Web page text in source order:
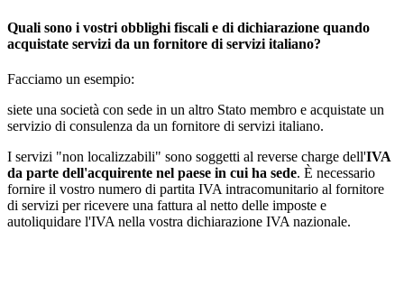
Quali sono i vostri obblighi fiscali e di dichiarazione quando
acquistate servizi da un fornitore di servizi italiano?
Facciamo un esempio:
siete una società con sede in un altro Stato membro e acquistate un
servizio di consulenza da un fornitore di servizi italiano.
I servizi "non localizzabili" sono soggetti al reverse charge dell'IVA
da parte dell'acquirente nel paese in cui ha sede. È necessario
fornire il vostro numero di partita IVA intracomunitario al fornitore
di servizi per ricevere una fattura al netto delle imposte e
autoliquidare l'IVA nella vostra dichiarazione IVA nazionale.